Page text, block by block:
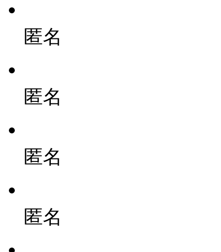
匿名
匿名
匿名
匿名